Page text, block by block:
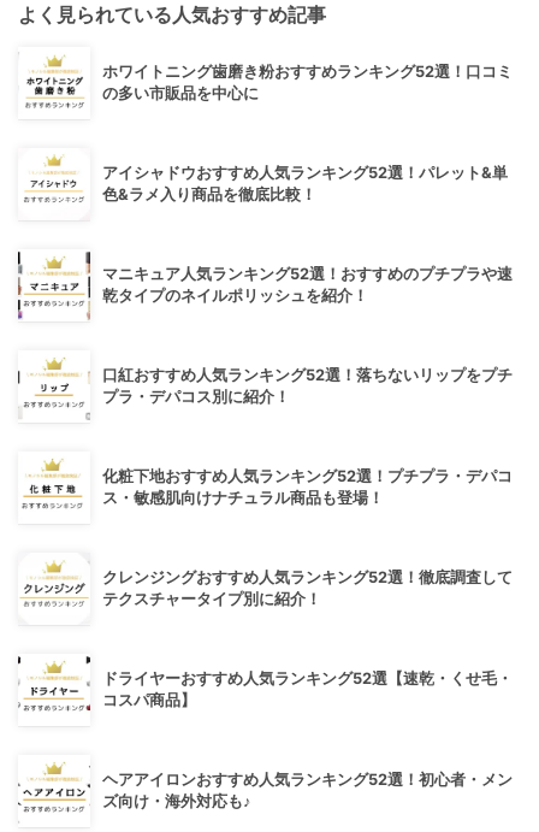
よく見られている人気おすすめ記事
ホワイトニング歯磨き粉おすすめランキング52選！口コミ
の多い市販品を中心に
アイシャドウおすすめ人気ランキング52選！パレット&単
色&ラメ入り商品を徹底比較！
マニキュア人気ランキング52選！おすすめのプチプラや速
乾タイプのネイルポリッシュを紹介！
口紅おすすめ人気ランキング52選！落ちないリップをプチ
プラ・デパコス別に紹介！
化粧下地おすすめ人気ランキング52選！プチプラ・デパコ
ス・敏感肌向けナチュラル商品も登場！
クレンジングおすすめ人気ランキング52選！徹底調査して
テクスチャータイプ別に紹介！
ドライヤーおすすめ人気ランキング52選【速乾・くせ毛・
コスパ商品】
ヘアアイロンおすすめ人気ランキング52選！初心者・メン
ズ向け・海外対応も♪